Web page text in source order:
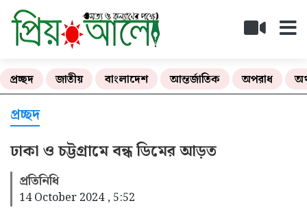
প্রচ্ছদ জাতীয় বাংলাদেশ আন্তর্জাতিক অপরাধ
প্রচ্ছদ
ঢাকা ও চট্টগ্রামে বন্ধ ডিমের আড়ত
প্রতিনিধি
14 October 2024 , 5:52